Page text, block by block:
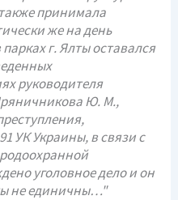
принимала
же на день
г. Ялты оставался
руководителя
Ю. М.,
УК Украины, в связи с
уголовное дело и он
не единичны…"